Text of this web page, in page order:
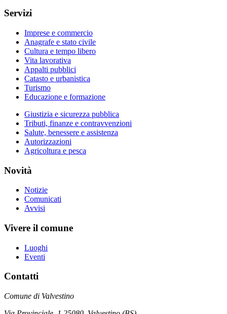
Servizi
Imprese e commercio
Anagrafe e stato civile
Cultura e tempo libero
Vita lavorativa
Appalti pubblici
Catasto e urbanistica
Turismo
Educazione e formazione
Giustizia e sicurezza pubblica
Tributi, finanze e contravvenzioni
Salute, benessere e assistenza
Autorizzazioni
Agricoltura e pesca
Novità
Notizie
Comunicati
Avvisi
Vivere il comune
Luoghi
Eventi
Contatti
Comune di Valvestino